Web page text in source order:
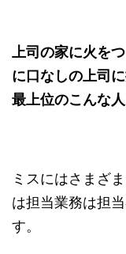
上司の家に火を
に口なしの上司
最上位のこんな
ミスにはさまざ
は担当業務は担
す。